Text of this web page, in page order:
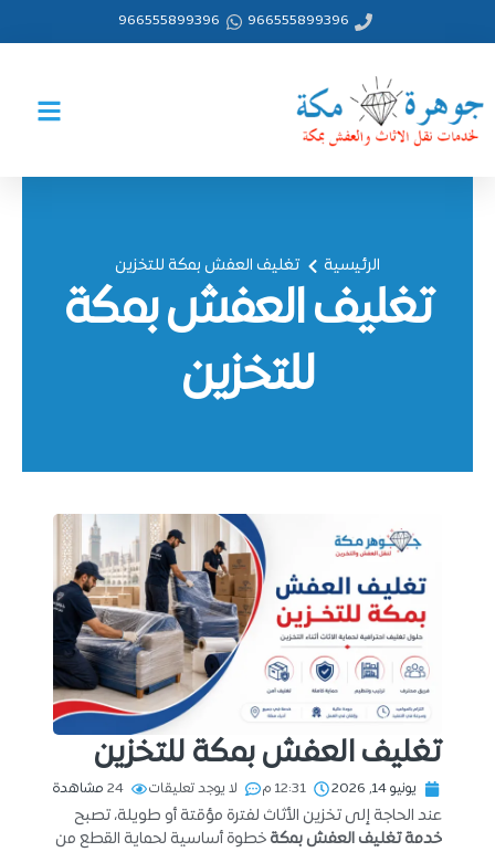
966555899396
966555899396
الرئيسية تغليف العفش بمكة للتخزين
تغليف العفش بمكة
للتخزين
تغليف العفش بمكة للتخزين
يونيو 14, 2026 12:31 م لا يوجد تعليقات 24 مشاهدة
عند الحاجة إلى تخزين الأثاث لفترة مؤقتة أو طويلة، تصبح
خدمة تغليف العفش بمكة خطوة أساسية لحماية القطع من